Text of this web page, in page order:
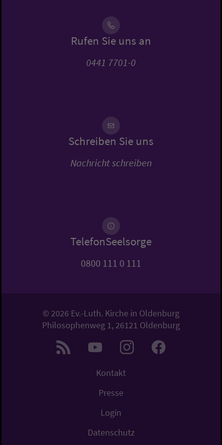
Rufen Sie uns an
0441 7701-0
Schreiben Sie uns
Nachricht schreiben
TelefonSeelsorge
0800 111 0 111
© 2026 Ev.-Luth. Kirche in Oldenburg
Philosophenweg 1, 26121 Oldenburg
Kontakt
Presse
Login
Datenschutz